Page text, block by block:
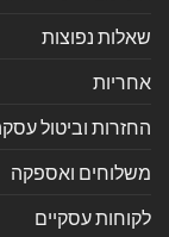
שאלות נפוצות
אחריות
החזרות וביטול
משלוחים ואספקה
לקוחות עסקיים